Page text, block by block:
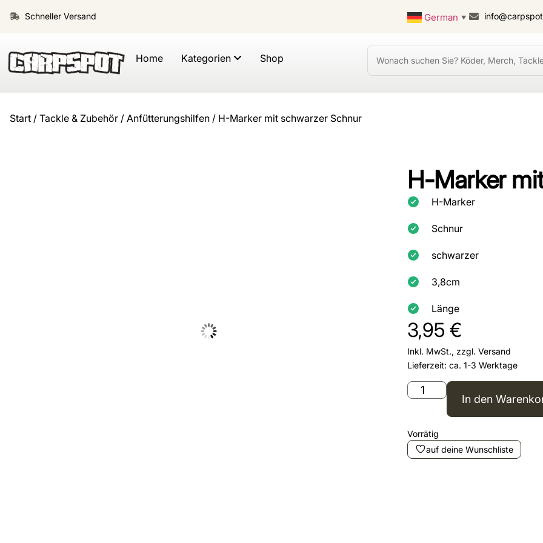
Schneller Versand German ▼
Home Kategorien Shop
Start / Tackle & Zubehör / Anfütterungshilfen / H-Marker mit schwarzer Schnur
H-Marker
H-Marker
Schnur
schwarzer
3,8cm
Länge
3,95 €
Inkl. MwSt., zzgl. Versand
Lieferzeit: ca. 1-3 Werktage
In den
Vorrätig
auf deine Wunschliste